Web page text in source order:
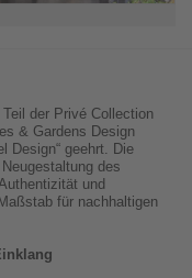
der Privé Collection
& Gardens Design
Design“ geehrt. Die
des
und
für nachhaltigen